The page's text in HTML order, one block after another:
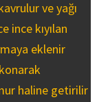
ve yağı
ince kıyılan
eklenir
haline getirilir